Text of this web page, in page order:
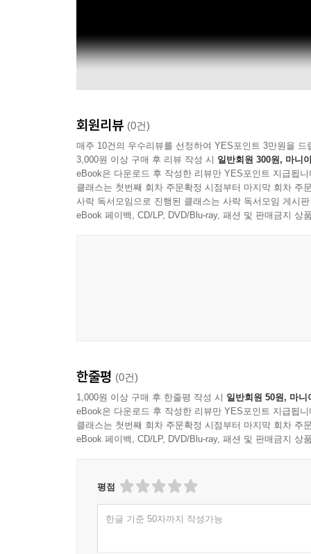
회원리뷰 (0건)
매주 10건의 우수리뷰를 선정하여 YES포인트 3만원을 드
3,000원 이상 구매 후 리뷰 작성 시 일반회원 300원, 마니
eBook은 다운로드 후 작성한 리뷰만 YES포인트 지급됩니
클래스는 첫번째 회차 주문확정 시점부터 마지막 회차 주
사락 독서모임으로 진행된 클래스는 사락 독서모임 게시
eBook 페이백, CD/LP, DVD/Blu-ray, 패션 및 판매금지 상
한줄평 (0건)
1,000원 이상 구매 후 한줄평 작성 시 일반회원 50원, 마니
eBook은 다운로드 후 작성한 리뷰만 YES포인트 지급됩니
클래스는 첫번째 회차 주문확정 시점부터 마지막 회차 주
eBook 페이백, CD/LP, DVD/Blu-ray, 패션 및 판매금지 상
평점
한글 기준 50자까지 작성가능